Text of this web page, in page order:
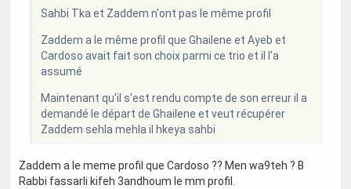
Sahbi Tka et Zaddem n'ont pas le même profil
Zaddem a le même profil que Ghailene et Ayeb et
Cardoso avait fait son choix parmi ce trio et il l'a
assumé
Maintenant qu'il s'est rendu compte de son erreur il a
demandé le départ de Ghailene et veut récupérer
Zaddem sehla mehla il hkeya sahbi
Zaddem a le meme profil que Cardoso ?? Men wa9teh ? B
Rabbi fassarli kifeh 3andhoum le mm profil.